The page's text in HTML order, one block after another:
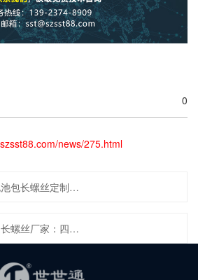
0
news/275.html
新能源汽车电池包长螺丝定制，一体式贯穿超长螺丝定制
电池模组固定长螺丝厂家：四招解决穿配难题